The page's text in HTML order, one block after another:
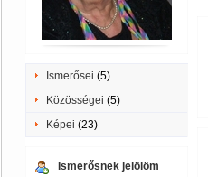
Ismerősei (5)
Közösségei (5)
Képei (23)
Ismerősnek jelölöm